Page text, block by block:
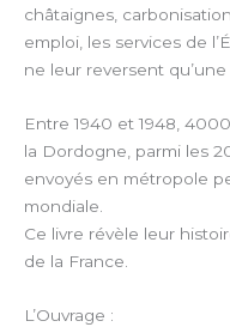
châtaignes,
emploi, les services de
ne leur reversent
Entre 1940 et 1948,
la Dordogne, parmi les
envoyés en métropole
mondiale.
Ce livre révèle leur
de la France.
L’Ouvrage :